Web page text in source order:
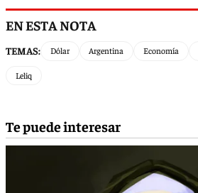
EN ESTA NOTA
TEMAS: Dólar Argentina Economía
Leliq